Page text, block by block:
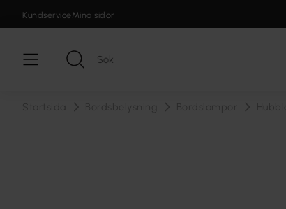
KundserviceMina sidor